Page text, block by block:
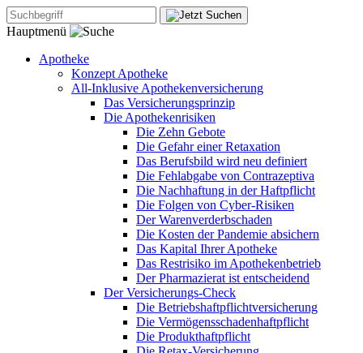
Hauptmenü
Apotheke
Konzept Apotheke
All-Inklusive Apothekenversicherung
Das Versicherungsprinzip
Die Apothekenrisiken
Die Zehn Gebote
Die Gefahr einer Retaxation
Das Berufsbild wird neu definiert
Die Fehlabgabe von Contrazeptiva
Die Nachhaftung in der Haftpflicht
Die Folgen von Cyber-Risiken
Der Warenverderbschaden
Die Kosten der Pandemie absichern
Das Kapital Ihrer Apotheke
Das Restrisiko im Apothekenbetrieb
Der Pharmazierat ist entscheidend
Der Versicherungs-Check
Die Betriebshaftpflichtversicherung
Die Vermögensschadenhaftpflicht
Die Produkthaftpflicht